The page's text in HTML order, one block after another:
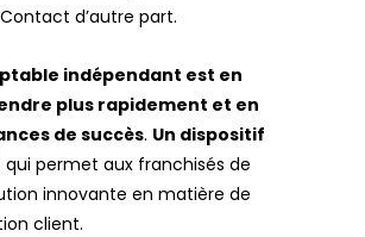
d’autre part.
indépendant est en
plus rapidement et en
de succès. Un dispositif
qui permet aux franchisés de
innovante en matière de
client.